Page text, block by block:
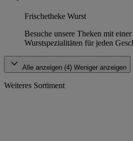
Frischetheke Wurst
Besuche unsere Theken mit
Wurstspezialitäten für jeden
Alle anzeigen (4) Weniger anzeigen
Weiteres Sortiment